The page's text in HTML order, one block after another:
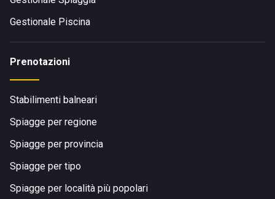
Gestionale Piscina
Prenotazioni
Stabilimenti balneari
Spiagge per regione
Spiagge per provincia
Spiagge per tipo
Spiagge per località più popolari